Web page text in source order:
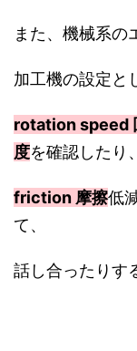
また、機械系の
加工機の設定と
rotation speed
度を確認したり、
friction 摩擦低
て、
話し合ったりす